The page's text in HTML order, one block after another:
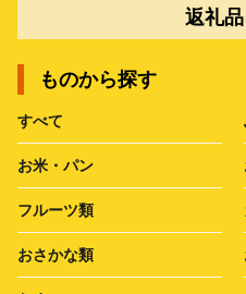
返礼
ものから探す
すべて
お米・パン
フルーツ類
おさかな類